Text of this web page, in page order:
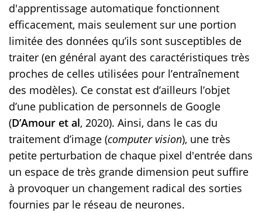
d'apprentissage automatique fonctionnent
efficacement, mais seulement sur une portion
limitée des données qu’ils sont susceptibles de
traiter (en général ayant des caractéristiques très
proches de celles utilisées pour l’entraînement
des modèles). Ce constat est d’ailleurs l’objet
d’une publication de personnels de Google
(D’Amour et al, 2020). Ainsi, dans le cas du
traitement d’image (computer vision), une très
petite perturbation de chaque pixel d'entrée dans
un espace de très grande dimension peut suffire
à provoquer un changement radical des sorties
fournies par le réseau de neurones.